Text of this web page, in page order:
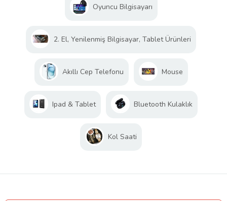
Oyuncu Bilgisayarı
2. El, Yenilenmiş Bilgisayar, Tablet Ürünleri
Akıllı Cep Telefonu Mouse
Ipad & Tablet Bluetooth Kulaklık
Kol Saati